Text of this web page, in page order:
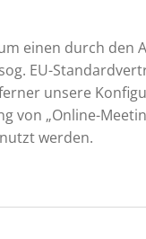
einen durch den
EU-
unsere
von „Online-
werden.